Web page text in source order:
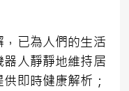
已為人們的生活
人靜靜地維持居
即時健康解析；